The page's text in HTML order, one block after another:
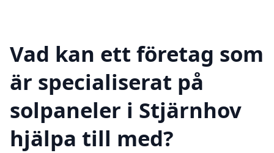
Vad kan ett företag som
är specialiserat på
solpaneler i Stjärnhov
hjälpa till med?